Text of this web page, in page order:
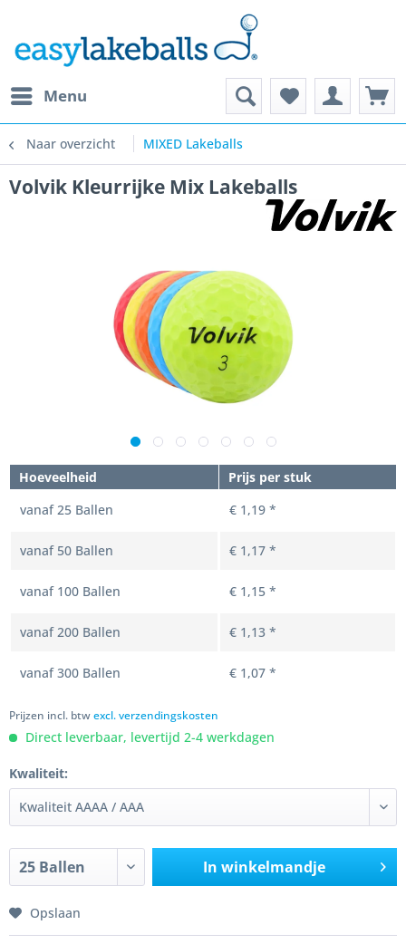
Menu
Naar overzicht MIXED Lakeballs
Volvik Kleurrijke Mix Lakeballs
Hoeveelheid
Prijs per stuk
vanaf25 Ballen € 1,19 *
vanaf 50 Ballen € 1,17 *
vanaf 100 Ballen € 1,15 *
vanaf200 Ballen € 1,13 *
vanaf300 Ballen € 1,07 *
Prijzen incl. btwexcl. verzendingskosten
Direct leverbaar, levertijd 2-4 werkdagen
Kwaliteit:
In winkelmandje
Opslaan